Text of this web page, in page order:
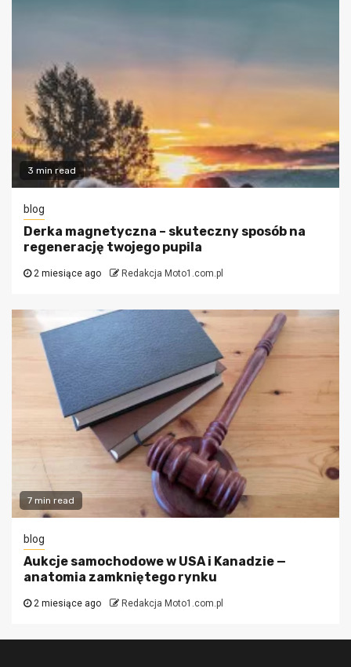
3 min read
blog
Derka magnetyczna – skuteczny sposób na
regenerację twojego pupila
2 miesiące ago Redakcja Moto1.com.pl
7 min read
blog
Aukcje samochodowe w USA i Kanadzie —
anatomia zamkniętego rynku
2 miesiące ago Redakcja Moto1.com.pl